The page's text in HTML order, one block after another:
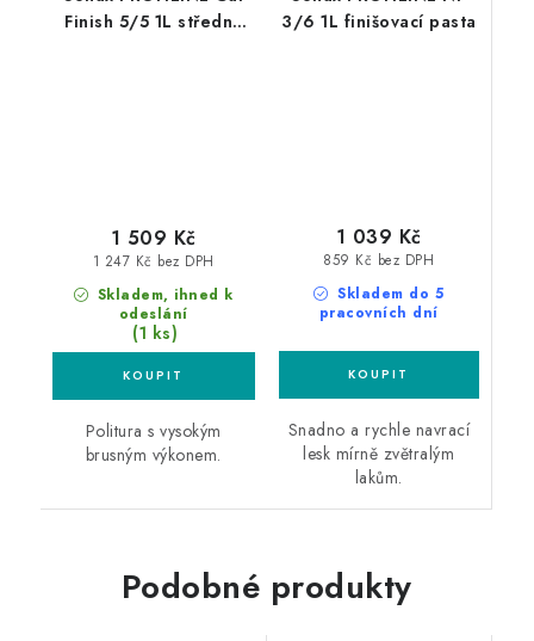
Finish 5/5 1L středně
Skladem, ihned k
odeslání
(1 ks)
1 247 Kč bez DPH
1 509 Kč
Politura s vysokým
brusným výkonem.
3/6 1L finišovací pasta
Skladem do 5
pracovních dní
859 Kč bez DPH
1 039 Kč
Snadno a rychle navrací
lesk mírně zvětralým
lakům.
Podobné produkty